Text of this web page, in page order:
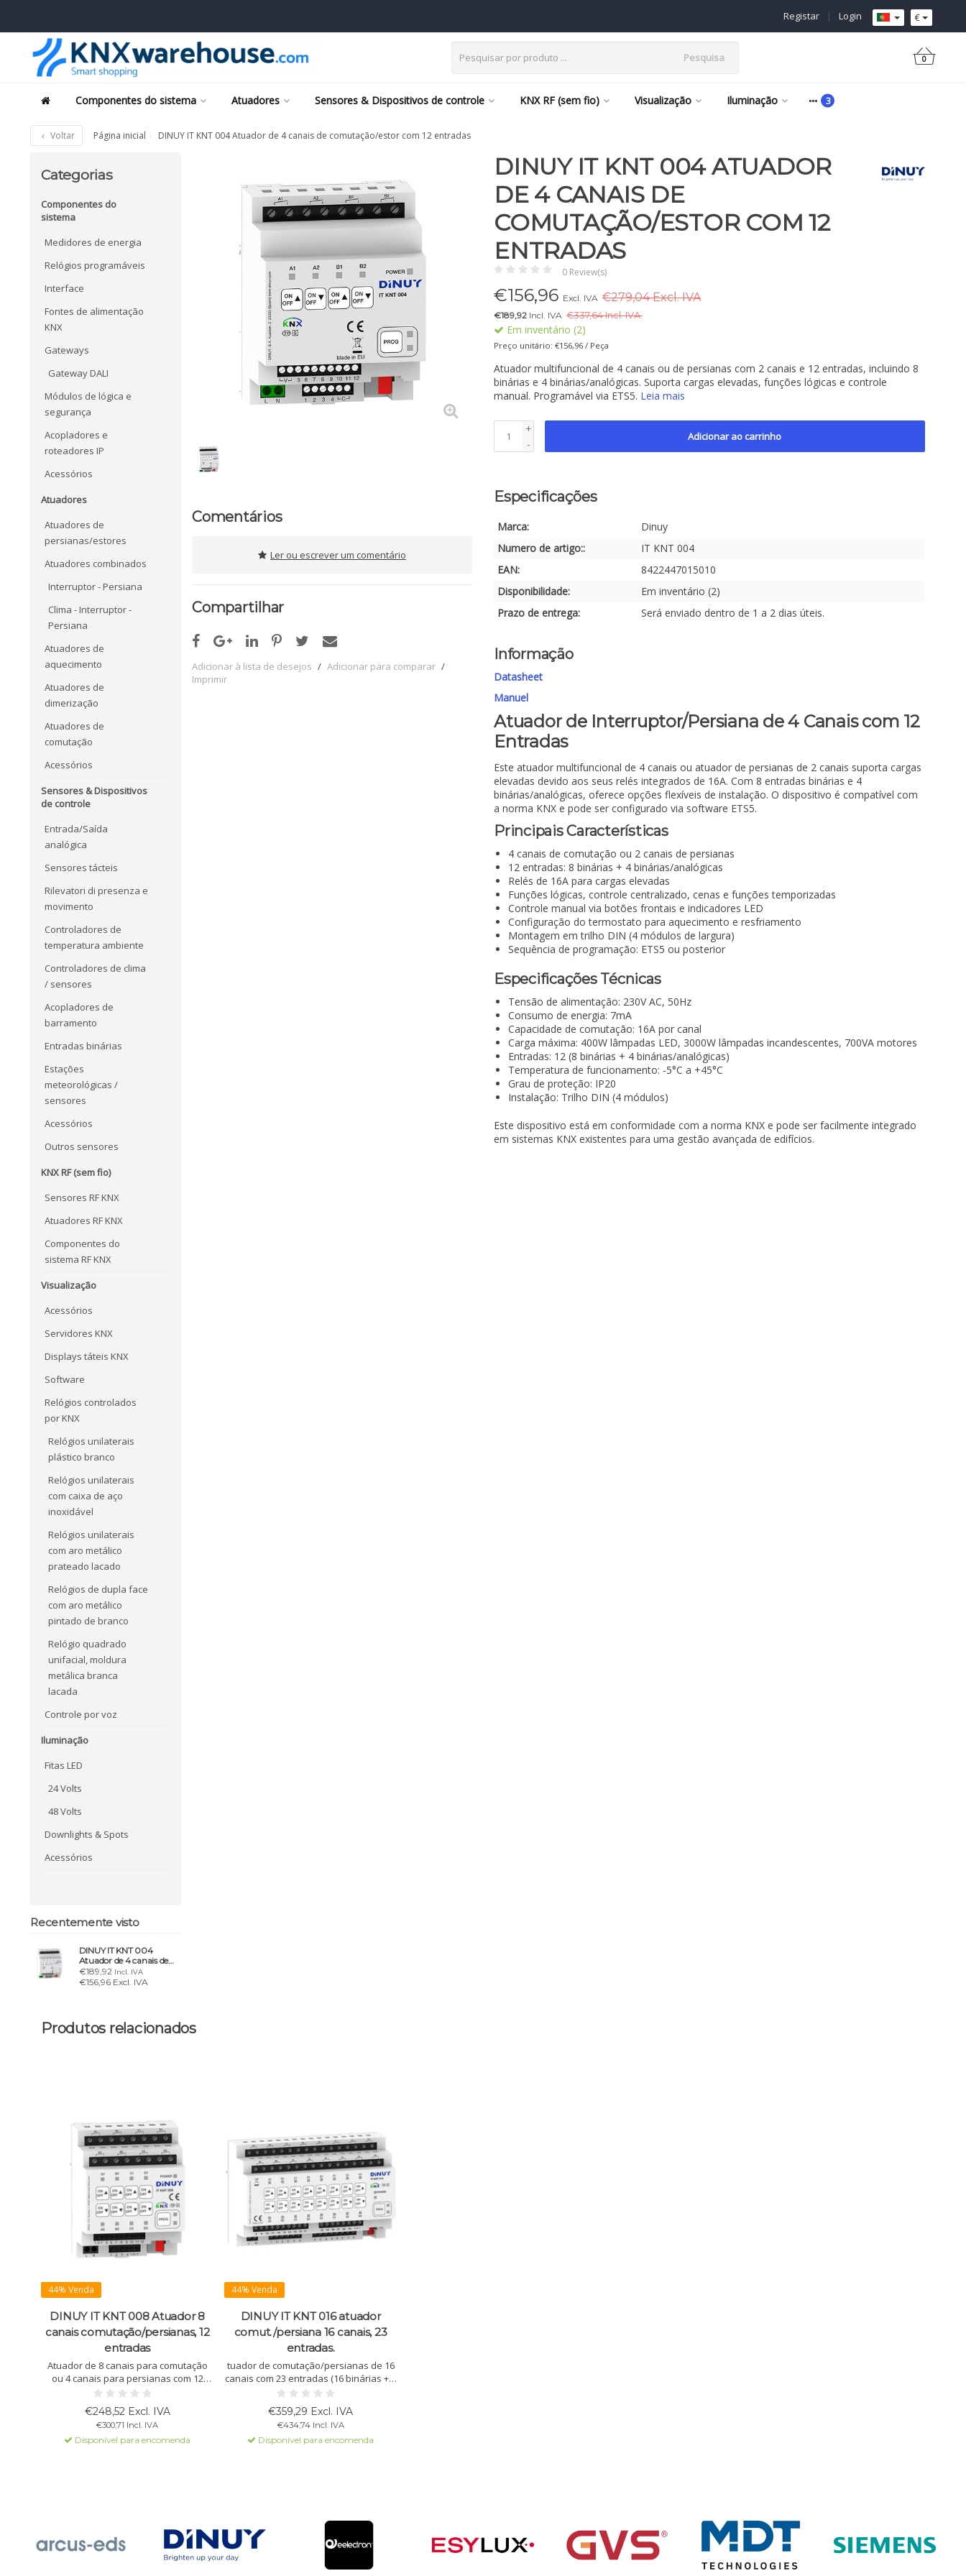
€
Login
|
Registar
Pesquisa 0
Componentes do sistema Atuadores Sensores & Dispositivos de controle KNX RF (sem fio) Visualização Iluminação
Voltar Página inicial DINUY IT KNT 004 Atuador de 4 canais de comutação/estor com 12 entradas
Categorias
Componentes do
sistema
Medidores de energia
Relógios programáveis
Interface
Fontes de alimentação
KNX
Gateways
Gateway DALI
Módulos de lógica e
segurança
Acopladores e
roteadores IP
Acessórios
Atuadores
Atuadores de
persianas/estores
Atuadores combinados
Interruptor - Persiana
Clima - Interruptor -
Persiana
Atuadores de
aquecimento
Atuadores de
dimerização
Atuadores de
comutação
Acessórios
Sensores & Dispositivos
de controle
Entrada/Saída
analógica
Sensores tácteis
Rilevatori di presenza e
movimento
Controladores de
temperatura ambiente
Controladores de clima
/ sensores
Acopladores de
barramento
Entradas binárias
Estações
meteorológicas /
sensores
Acessórios
Outros sensores
KNX RF (sem fio)
Sensores RF KNX
Atuadores RF KNX
Componentes do
sistema RF KNX
Visualização
Acessórios
Servidores KNX
Displays táteis KNX
Software
Relógios controlados
por KNX
Relógios unilaterais
plástico branco
Relógios unilaterais
com caixa de aço
inoxidável
Relógios unilaterais
com aro metálico
prateado lacado
Relógios de dupla face
com aro metálico
pintado de branco
Relógio quadrado
unifacial, moldura
metálica branca
lacada
Controle por voz
Iluminação
Fitas LED
24 Volts
48 Volts
Downlights & Spots
Acessórios
Recentemente visto
DINUY IT KNT 004
Atuador de 4 canais de
comutação/estor com 12
entradas
€189,92 Incl. IVA
€156,96 Excl. IVA
Comentários
Ler ou escrever um comentário
Compartilhar
Adicionar à lista de desejos / Adicionar para comparar /
Imprimir
DINUY IT KNT 004 ATUADOR
DE 4 CANAIS DE
COMUTAÇÃO/ESTOR COM 12
ENTRADAS
0 Review(s)
€156,96 Excl. IVA €279,04 Excl. IVA
€189,92 Incl. IVA €337,64 Incl. IVA.
Em inventário (2)
Preço unitário: €156,96 / Peça
Atuador multifuncional de 4 canais ou de persianas com 2 canais e 12 entradas, incluindo 8
binárias e 4 binárias/analógicas. Suporta cargas elevadas, funções lógicas e controle
manual. Programável via ETS5. Leia mais
+
-
Adicionar ao carrinho
Especificações
Marca:
Dinuy
Numero de artigo::
IT KNT 004
EAN:
8422447015010
Disponibilidade:
Em inventário (2)
Prazo de entrega:
Será enviado dentro de 1 a 2 dias úteis.
Informação
Datasheet
Manuel
Atuador de Interruptor/Persiana de 4 Canais com 12
Entradas
Este atuador multifuncional de 4 canais ou atuador de persianas de 2 canais suporta cargas
elevadas devido aos seus relés integrados de 16A. Com 8 entradas binárias e 4
binárias/analógicas, oferece opções flexíveis de instalação. O dispositivo é compatível com
a norma KNX e pode ser configurado via software ETS5.
Principais Características
4 canais de comutação ou 2 canais de persianas
12 entradas: 8 binárias + 4 binárias/analógicas
Relés de 16A para cargas elevadas
Funções lógicas, controle centralizado, cenas e funções temporizadas
Controle manual via botões frontais e indicadores LED
Configuração do termostato para aquecimento e resfriamento
Montagem em trilho DIN (4 módulos de largura)
Sequência de programação: ETS5 ou posterior
Especificações Técnicas
Tensão de alimentação: 230V AC, 50Hz
Consumo de energia: 7mA
Capacidade de comutação: 16A por canal
Carga máxima: 400W lâmpadas LED, 3000W lâmpadas incandescentes, 700VA motores
Entradas: 12 (8 binárias + 4 binárias/analógicas)
Temperatura de funcionamento: -5°C a +45°C
Grau de proteção: IP20
Instalação: Trilho DIN (4 módulos)
Este dispositivo está em conformidade com a norma KNX e pode ser facilmente integrado
em sistemas KNX existentes para uma gestão avançada de edifícios.
Produtos relacionados
44% Venda
DINUY IT KNT 008 Atuador 8
canais comutação/persianas, 12
entradas
Atuador de 8 canais para comutação
ou 4 canais para persianas com 12
entradas. Programável via ETS5,
suporta altas cargas (até 16A) e
oferece várias funções lógicas.
€248,52 Excl. IVA
€300,71 Incl. IVA
Disponível para encomenda
44% Venda
DINUY IT KNT 016 atuador
comut./persiana 16 canais, 23
entradas.
tuador de comutação/persianas de 16
canais com 23 entradas (16 binárias + 7
binárias/analógicas). Suporta altas
cargas (16A). Configurável via ETS5.
Meta-omschrijving (maximaal 160
karakters)
€359,29 Excl. IVA
€434,74 Incl. IVA
Disponível para encomenda